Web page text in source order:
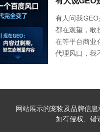
有人问我GEO
都在观望，敢
在等平台商业
代理风口，我
来越好做，是
网站展示的宠物及品牌信
如有侵权、